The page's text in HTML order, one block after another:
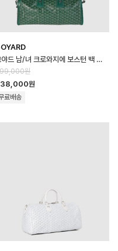
고야드 남/녀 크로와지에 보스턴 백 - Goyard Unisex Croisier Bosto…
원
원
료배송